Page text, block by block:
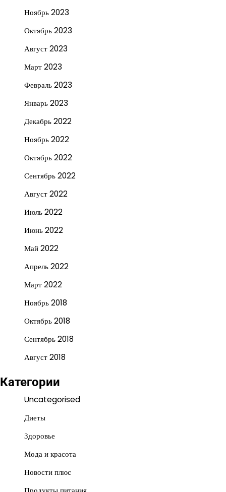
Ноябрь 2023
Октябрь 2023
Август 2023
Март 2023
Февраль 2023
Январь 2023
Декабрь 2022
Ноябрь 2022
Октябрь 2022
Сентябрь 2022
Август 2022
Июль 2022
Июнь 2022
Май 2022
Апрель 2022
Март 2022
Ноябрь 2018
Октябрь 2018
Сентябрь 2018
Август 2018
Категории
Uncategorised
Диеты
Здоровье
Мода и красота
Новости плюс